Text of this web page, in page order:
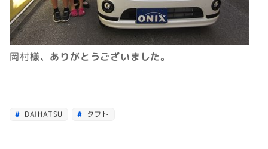
岡村様、ありがとうございました。
DAIHATSU タフト